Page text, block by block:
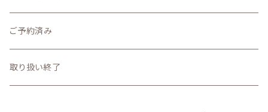
ご予約済み
取り扱い終了